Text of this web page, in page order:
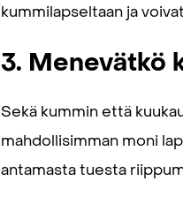
kummilapseltaan ja
3. Menevätkö
Sekä kummin että
mahdollisimman moni
antamasta tuesta